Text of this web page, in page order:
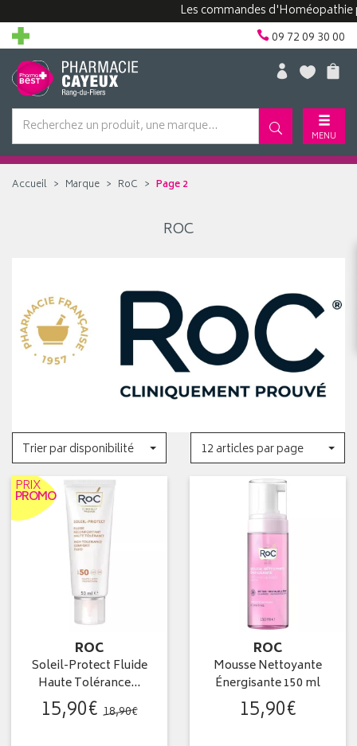
Les commandes d'Homéopathie
09 72 09 30 00
MENU
Accueil Marque RoC Page 2
ROC
Trier par disponibilité
12 articles par page
PRIX
PROMO
ROC
Soleil-Protect Fluide
Haute Tolérance…
15,90€ 18,90€
ROC
Mousse Nettoyante
Énergisante 150 ml
15,90€